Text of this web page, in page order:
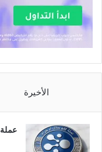
الأخيرة
عملة elf حلال ام حرام